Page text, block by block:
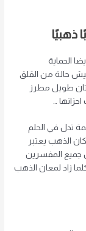
ذهبيًا
الحماية
حالة من القلق
طويل مطرز
…
تدل في الحلم
الذهب يعتبر
جميع المفسرين
زاد لمعان الذهب